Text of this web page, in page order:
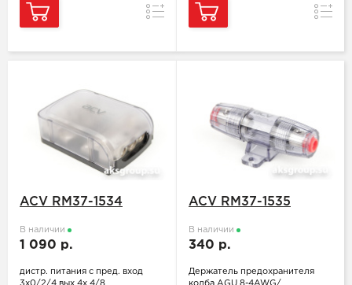
Сравнение
ACV RM37-1534
В наличии
1 090 р.
дистр. питания с пред. вход
ACV RM37-1535
В наличии
340 р.
Держатель предохранителя